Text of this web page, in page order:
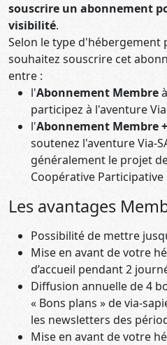
souscrire un abonnement
visibilité.
Selon le type d'hébergement
souhaitez souscrire cet
entre :
l'Abonnement Membre
participez à l'aventure
l'Abonnement Membre +
soutenez l'aventure Via-
généralement le projet
Coopérative Participative
Les avantages
Possibilité de mettre
Mise en avant de votre
d’accueil pendant 2
Diffusion annuelle de 4
« Bons plans » de via-
les newsletters des
Mise en avant de votre